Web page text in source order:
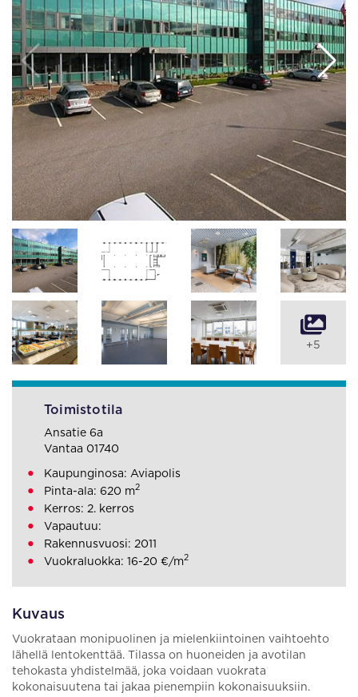
Kuvaus
Vuokrataan monipuolinen ja mielenkiintoinen vaihtoehto
lähellä lentokenttää. Tilassa on huoneiden ja avotilan
tehokasta yhdistelmää, joka voidaan vuokrata
kokonaisuutena tai jakaa pienempiin kokonaisuuksiin.
+5
Toimistotila
Ansatie 6a
Vantaa 01740
Kaupunginosa: Aviapolis
Pinta-ala: 620 m2
Kerros: 2. kerros
Vapautuu:
Rakennusvuosi: 2011
Vuokraluokka: 16-20 €/m2